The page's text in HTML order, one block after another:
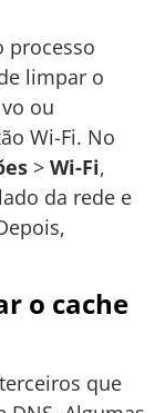
processo
limpar o
ou
Wi-Fi. No
> Wi-Fi,
da rede e
o cache
que